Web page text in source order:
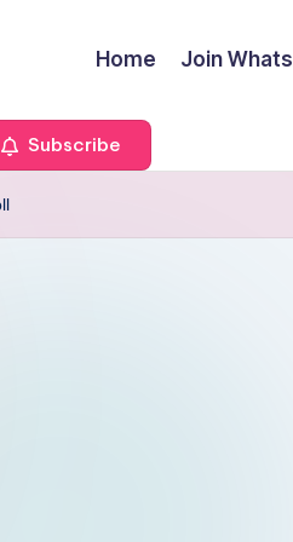
Home Join
Subscribe